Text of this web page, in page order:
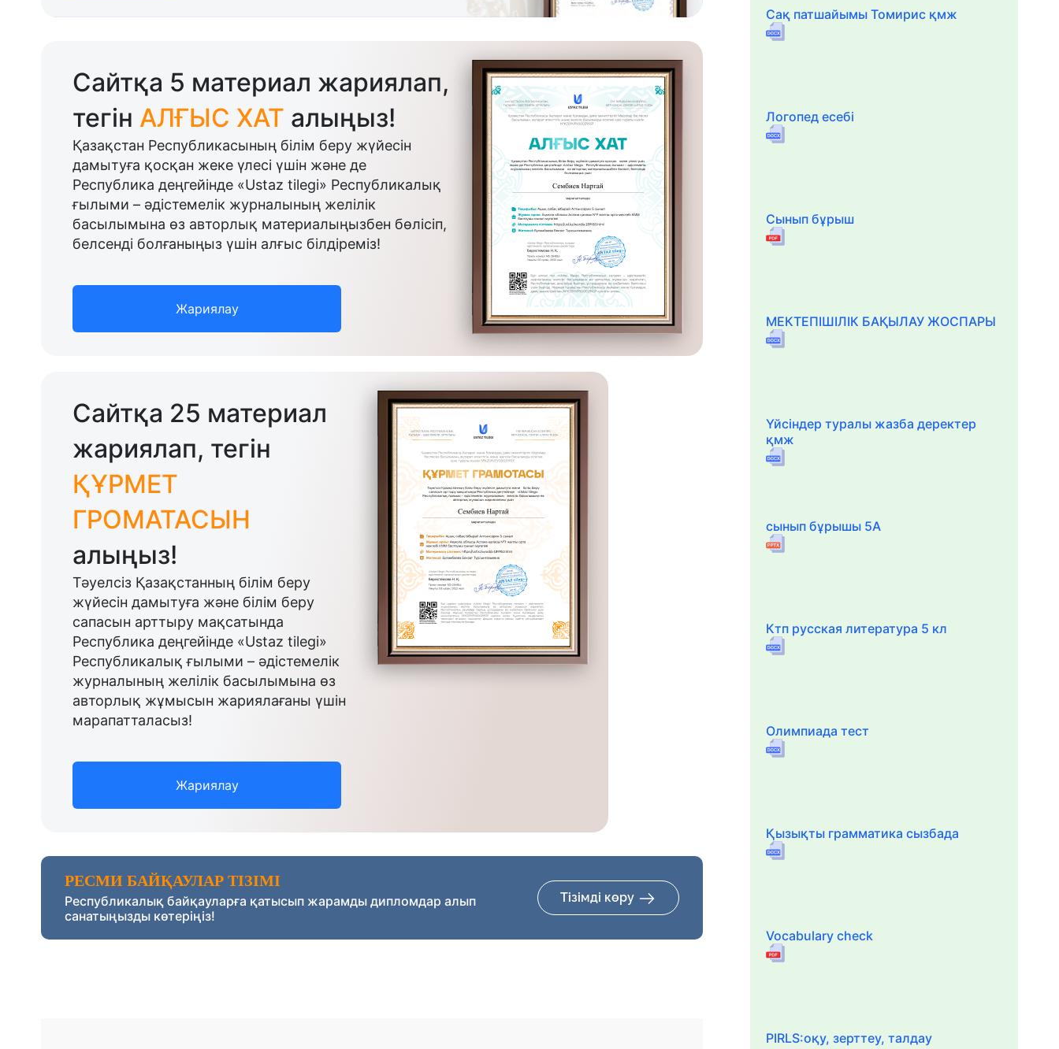
Сайтқа 5 материал жариялап,
тегін АЛҒЫС ХАТ алыңыз!
Қазақстан Республикасының білім беру жүйесін
дамытуға қосқан жеке үлесі үшін және де
Республика деңгейінде «Ustaz tilegi» Республикалық
ғылыми – әдістемелік журналының желілік
басылымына өз авторлық материалыңызбен бөлісіп,
белсенді болғаныңыз үшін алғыс білдіреміз!
Жариялау
Сайтқа 25 материал
жариялап, тегін
ҚҰРМЕТ
ГРОМАТАСЫН
алыңыз!
Тәуелсіз Қазақстанның білім беру
жүйесін дамытуға және білім беру
сапасын арттыру мақсатында
Республика деңгейінде «Ustaz tilegi»
Республикалық ғылыми – әдістемелік
журналының желілік басылымына өз
авторлық жұмысын жариялағаны үшін
марапатталасыз!
Жариялау
РЕСМИ БАЙҚАУЛАР ТІЗІМІ
Республикалық байқауларға қатысып жарамды дипломдар алып
санатыңызды көтеріңіз!
Тізімді көру
Сақ патшайымы Томирис қмж
Логопед есебі
Сынып бұрыш
МЕКТЕПІШІЛІК БАҚЫЛАУ ЖОСПАРЫ
Үйсіндер туралы жазба деректер
қмж
сынып бұрышы 5А
Ктп русская литература 5 кл
Олимпиада тест
Қызықты грамматика сызбада
Vocabulary check
PIRLS:оқу, зерттеу, талдау